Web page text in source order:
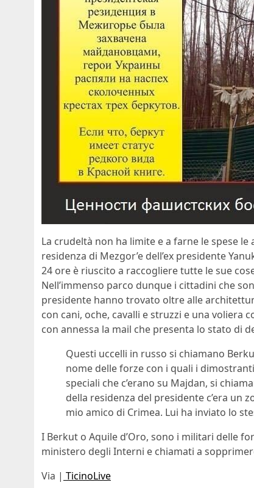
La crudeltà non ha limite e a farne le spese
residenza di Mezgor’e dell’ex presidente
24 ore è riuscito a raccogliere tutte le sue
Nell’immenso parco dunque i cittadini che
presidente hanno trovato oltre alle
con cani, oche, cavalli e struzzi e una voliera
con annessa la mail che presenta lo stato di
Questi uccelli in russo si chiamano
nome delle forze con i quali i
speciali che c’erano su Majdan, si
della residenza del presidente c’era un
mio amico di Crimea. Lui ha inviato lo
I Berkut o Aquile d’Oro, sono i militari delle
ministero degli Interni e chiamati a
Via | TicinoLive